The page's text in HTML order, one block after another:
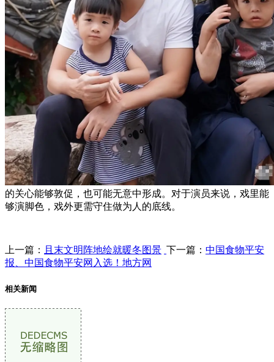
的关心能够敦促，也可能无意中形成。对于演员来说，戏里能
够演脚色，戏外更需守住做为人的底线。
上一篇： 且末文明阵地绘就暖冬图景 下一篇： 中国食物平安
报、中国食物平安网入选！地方网
相关新闻